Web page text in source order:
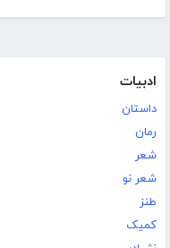
ادبیات
داستان
رمان
شعر
شعر نو
طنز
کمیک